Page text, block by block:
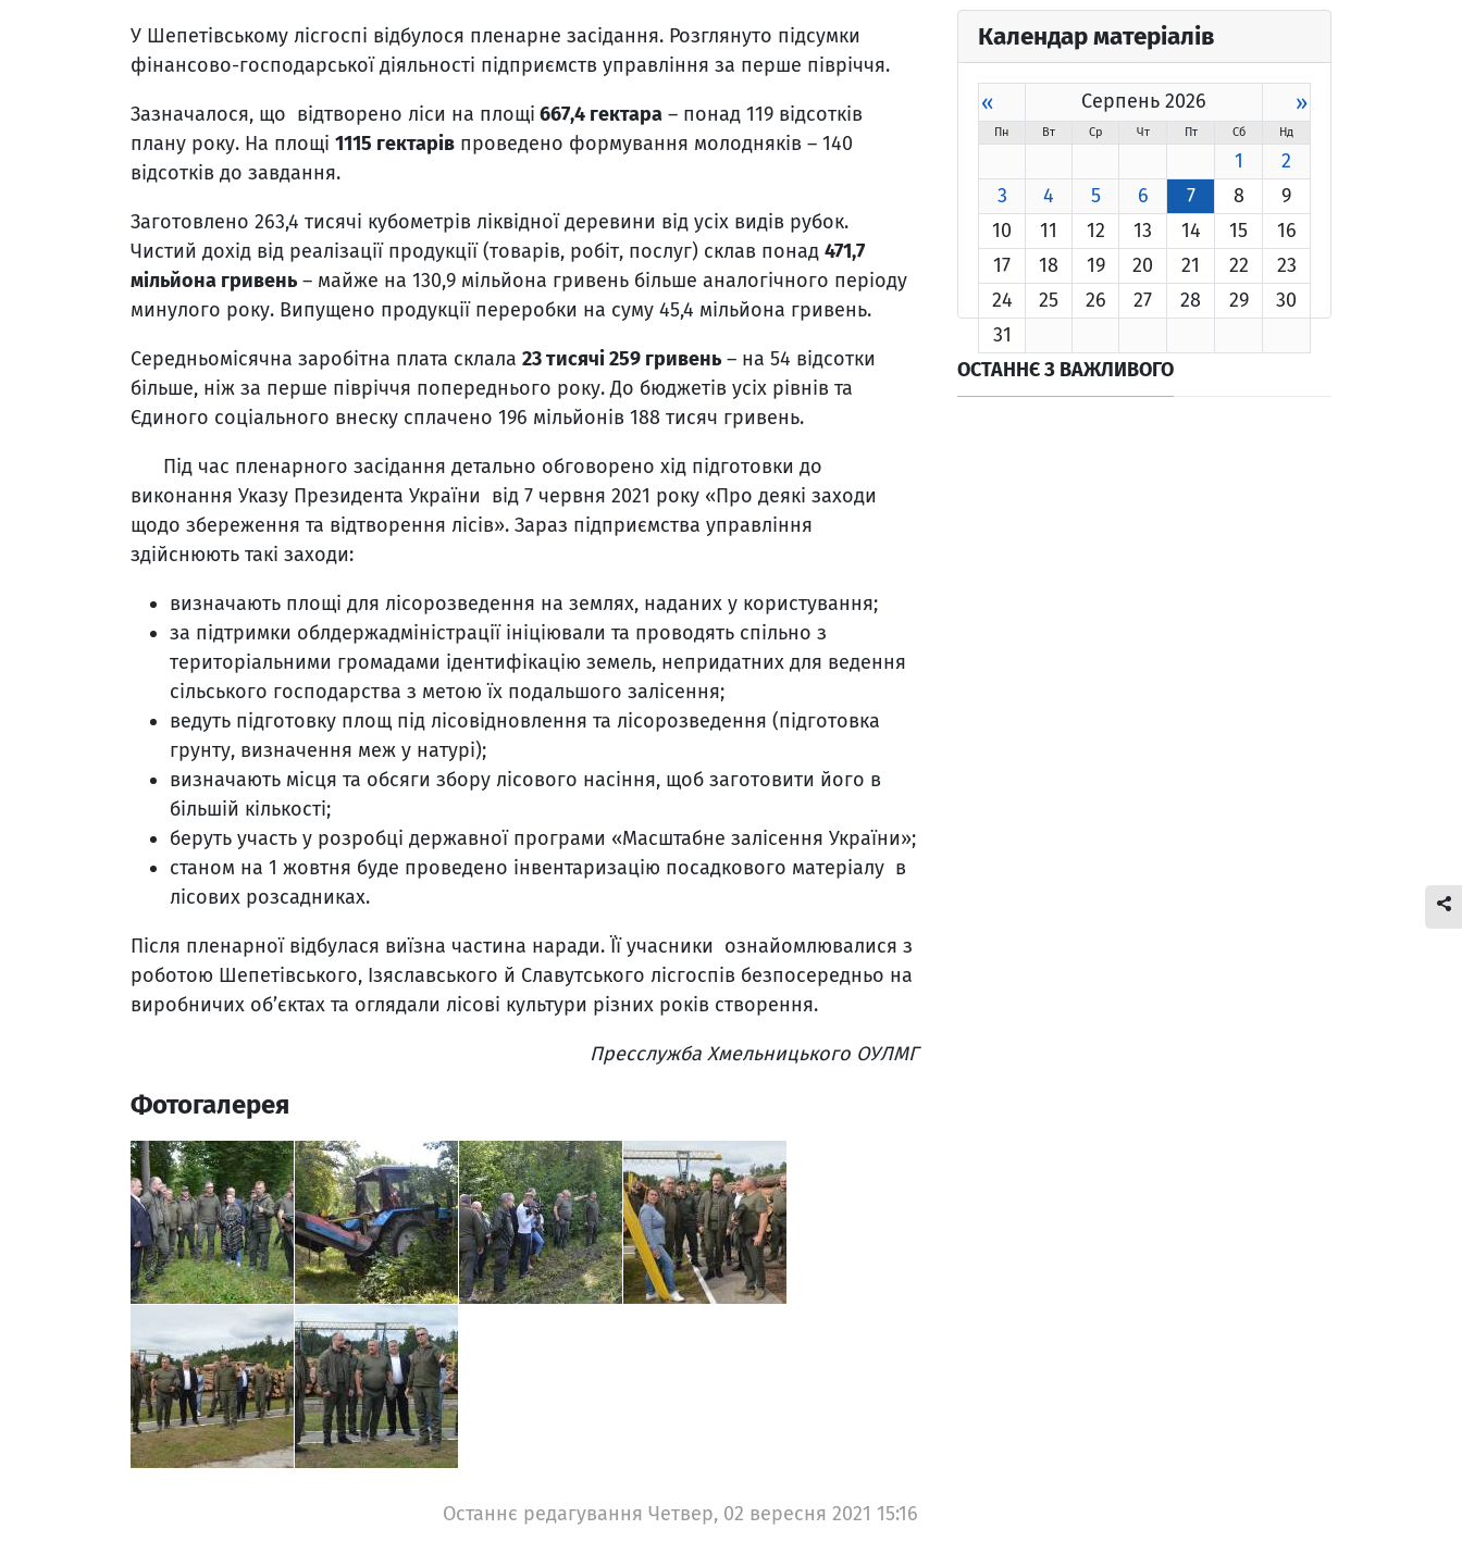
У Шепетівському лісгоспі відбулося пленарне засідання. Розглянуто підсумки
фінансово-господарської діяльності підприємств управління за перше півріччя.
Зазначалося, що відтворено ліси на площі 667,4 гектара – понад 119 відсотків
плану року. На площі 1115 гектарів проведено формування молодняків – 140
відсотків до завдання.
Заготовлено 263,4 тисячі кубометрів ліквідної деревини від усіх видів рубок.
Чистий дохід від реалізації продукції (товарів, робіт, послуг) склав понад 471,7
мільйона гривень – майже на 130,9 мільйона гривень більше аналогічного періоду
минулого року. Випущено продукції переробки на суму 45,4 мільйона гривень.
Середньомісячна заробітна плата склала 23 тисячі 259 гривень – на 54 відсотки
більше, ніж за перше півріччя попереднього року. До бюджетів усіх рівнів та
Єдиного соціального внеску сплачено 196 мільйонів 188 тисяч гривень.
Під час пленарного засідання детально обговорено хід підготовки до
виконання Указу Президента України від 7 червня 2021 року «Про деякі заходи
щодо збереження та відтворення лісів». Зараз підприємства управління
здійснюють такі заходи:
визначають площі для лісорозведення на землях, наданих у користування;
за підтримки облдержадміністрації ініціювали та проводять спільно з
територіальними громадами ідентифікацію земель, непридатних для ведення
сільського господарства з метою їх подальшого залісення;
ведуть підготовку площ під лісовідновлення та лісорозведення (підготовка
грунту, визначення меж у натурі);
визначають місця та обсяги збору лісового насіння, щоб заготовити його в
більшій кількості;
беруть участь у розробці державної програми «Масштабне залісення України»;
станом на 1 жовтня буде проведено інвентаризацію посадкового матеріалу в
лісових розсадниках.
Після пленарної відбулася виїзна частина наради. Її учасники ознайомлювалися з
роботою Шепетівського, Ізяславського й Славутського лісгоспів безпосередньо на
виробничих об’єктах та оглядали лісові культури різних років створення.
Пресслужба Хмельницького ОУЛМГ
Фотогалерея
Останнє редагування Четвер, 02 вересня 2021 15:16
Календар матеріалів
« Серпень 2026 »
Пн Вт Ср Чт Пт Сб Нд
1
2
3
4 5 6 7 8
9
10
11 12 13 14 15
16
17
18 19 20 21 22
23
24
25 26 27 28 29
30
31
ОСТАННЄ З ВАЖЛИВОГО